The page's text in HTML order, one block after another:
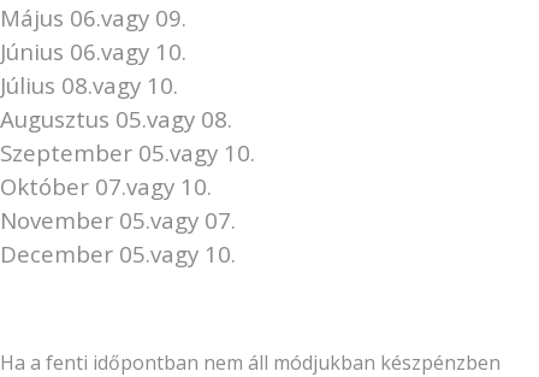
Május 06.vagy 09.
Június 06.vagy 10.
Július 08.vagy 10.
Augusztus 05.vagy 08.
Szeptember 05.vagy 10.
Október 07.vagy 10.
November 05.vagy 07.
December 05.vagy 10.
Ha a fenti időpontban nem áll módjukban készpénzben